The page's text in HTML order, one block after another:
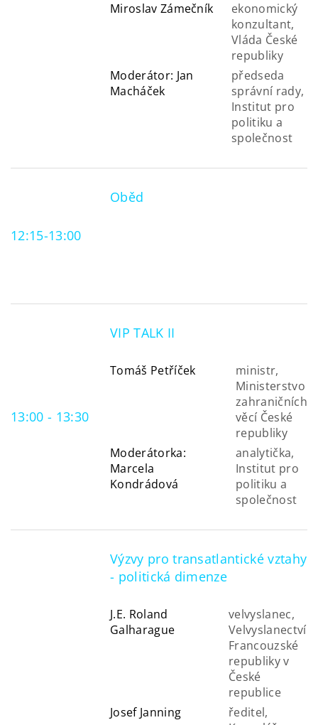
Miroslav Zámečník
ekonomický
konzultant,
Vláda České
republiky
Moderátor: Jan
Macháček
předseda
správní rady,
Institut pro
politiku a
společnost
12:15-13:00
Oběd
13:00 - 13:30
VIP TALK II
Tomáš Petříček
ministr,
Ministerstvo
zahraničních
věcí České
republiky
Moderátorka:
Marcela
Kondrádová
analytička,
Institut pro
politiku a
společnost
Výzvy pro transatlantické vztahy
- politická dimenze
J.E. Roland
Galharague
velvyslanec,
Velvyslanectví
Francouzské
republiky v
České
republice
Josef Janning
ředitel,